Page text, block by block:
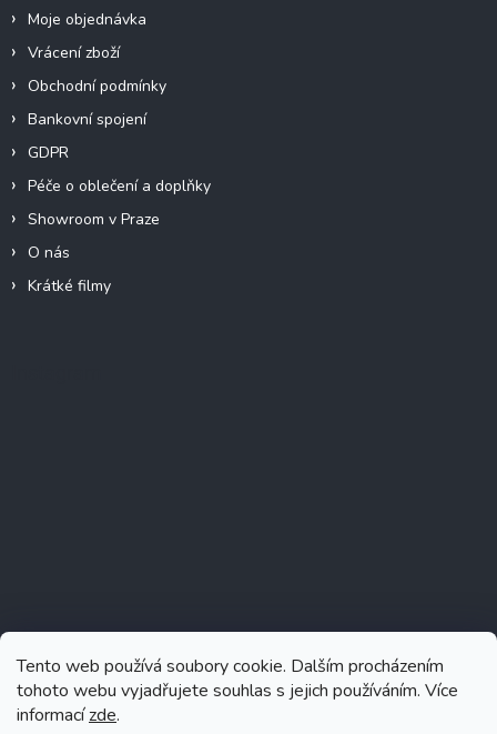
Tento web používá soubory cookie. Dalším procházením
tohoto webu vyjadřujete souhlas s jejich používáním. Více
informacízde.
Moje objednávka
Vrácení zboží
Obchodní podmínky
Bankovní spojení
GDPR
Péče o oblečení a doplňky
Showroom v Praze
O nás
Krátké filmy